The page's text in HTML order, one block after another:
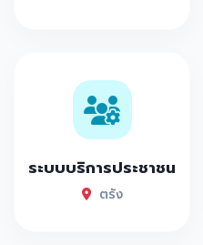
ระบบบริการประชาชน
ตรัง